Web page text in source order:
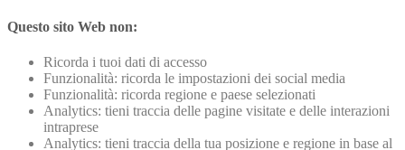
Questo sito Web non:
Ricorda i tuoi dati di accesso
Funzionalità: ricorda le impostazioni dei social media
Funzionalità: ricorda regione e paese selezionati
Analytics: tieni traccia delle pagine visitate e delle interazioni
intraprese
Analytics: tieni traccia della tua posizione e regione in base al